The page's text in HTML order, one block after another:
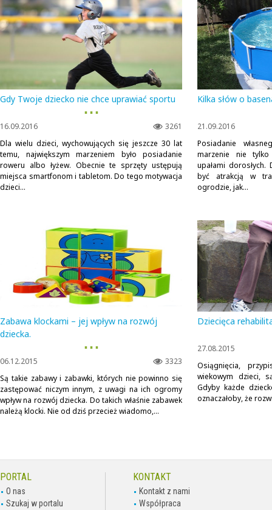
Gdy Twoje dziecko nie chce uprawiać sportu
▪ ▪ ▪
3261
16.09.2016
Dla wielu dzieci, wychowujących się jeszcze 30 lat
temu, największym marzeniem było posiadanie
roweru albo łyżew. Obecnie te sprzęty ustępują
miejsca smartfonom i tabletom. Do tego motywacja
dzieci...
Kilka słów o
21.09.2016
Posiadanie
marzenie nie
upałami
być atrakcją w
ogrodzie, jak...
Zabawa klockami – jej wpływ na rozwój
dziecka.
▪ ▪ ▪
3323
06.12.2015
Są takie zabawy i zabawki, których nie powinno się
zastępować niczym innym, z uwagi na ich ogromy
wpływ na rozwój dziecka. Do takich właśnie zabawek
należą klocki. Nie od dziś przecież wiadomo,...
Dziecięca
27.08.2015
Osiągnięcia,
wiekowym dzieci,
Gdyby każde
oznaczałoby, że
PORTAL
O nas
Szukaj w portalu
KONTAKT
Kontakt z nami
Współpraca